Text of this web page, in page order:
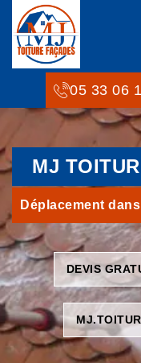
05 33 06
MJ
Déplacement
DEVIS